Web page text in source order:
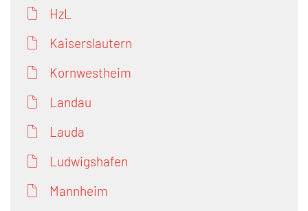
HzL
Kaiserslautern
Kornwestheim
Landau
Lauda
Ludwigshafen
Mannheim